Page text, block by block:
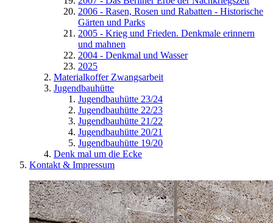
2006 - Rasen, Rosen und Rabatten - Historische
Gärten und Parks
2005 - Krieg und Frieden. Denkmale erinnern
und mahnen
2004 - Denkmal und Wasser
2025
Materialkoffer Zwangsarbeit
Jugendbauhütte
Jugendbauhütte 23/24
Jugendbauhütte 22/23
Jugendbauhütte 21/22
Jugendbauhütte 20/21
Jugendbauhütte 19/20
Denk mal um die Ecke
Kontakt & Impressum